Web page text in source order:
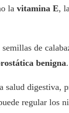
la vitamina E,
semillas de
benigna.
salud digestiva,
regular los